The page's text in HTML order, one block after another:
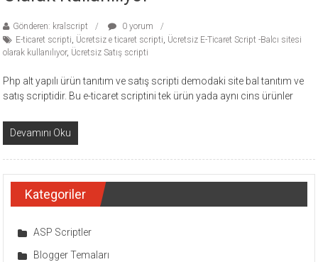
Gönderen: kralscript
0 yorum
E-ticaret scripti, Ücretsiz e ticaret scripti, Ücretsiz E-Ticaret Script -Balcı sitesi
olarak kullanılıyor, Ücretsiz Satış scripti
Php alt yapılı ürün tanıtım ve satış scripti demodaki site bal tanıtım ve
satış scriptidir. Bu e-ticaret scriptini tek ürün yada aynı cins ürünler
Devamını Oku
Kategoriler
ASP Scriptler
Blogger Temaları